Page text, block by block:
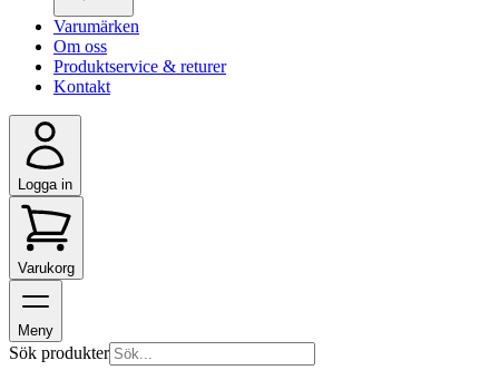
Varumärken
Om oss
Produktservice & returer
Kontakt
Logga in
Varukorg
Meny
Sök produkter